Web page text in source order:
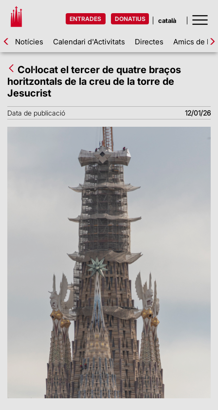
ENTRADES DONATIUS
Notícies Calendari d'Activitats Directes Amics de la
Col·locat el tercer de quatre braços
horitzontals de la creu de la torre de
Jesucrist
Data de publicació 12/01/26